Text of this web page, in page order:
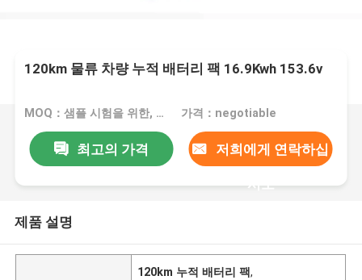
120km 물류 차량 누적 배터리 팩 16.9Kwh 153.6v
MOQ：샘플 시험을 위한, 1대 pc 가격：negotiable
최고의 가격 저희에게 연락하십
시오
제품 설명
120km 누적 배터리 팩,